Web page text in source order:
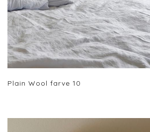
Plain Wool farve 10